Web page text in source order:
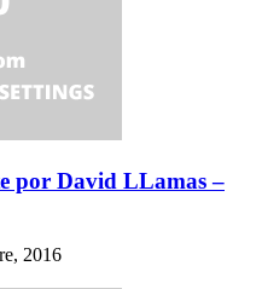
por David LLamas –
2016